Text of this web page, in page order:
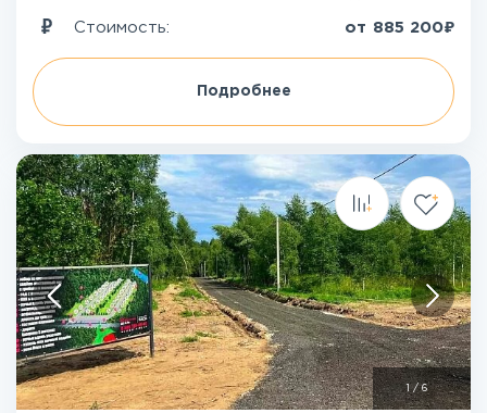
Стоимость: от 885 200₽
Подробнее
1 /6